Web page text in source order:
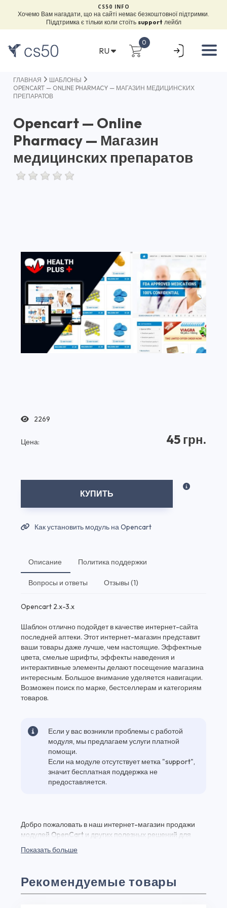
CS50 INFO
Хочемо Вам нагадати, що на сайті немає безкоштовної підтримки.
Піддтримка є тільки коли стоїть support лейбл
RU
0
ГЛАВНАЯ
ШАБЛОНЫ
OPENCART — ONLINE PHARMACY — МАГАЗИН МЕДИЦИНСКИХ
ПРЕПАРАТОВ
Opencart — Online
Pharmacy — Магазин
медицинских препаратов
2269
Цена: 45 грн.
КУПИТЬ
Как установить модуль на Opencart
Описание Политика поддержки
Вопросы и ответы Отзывы (1)
Opencart 2.x-3.x
Шаблон отлично подойдет в качестве интернет-сайта
последней аптеки. Этот интернет-магазин представит
ваши товары даже лучше, чем настоящие. Эффектные
цвета, смелые шрифты, эффекты наведения и
интерактивные элементы делают посещение магазина
интересным. Большое внимание уделяется навигации.
Возможен поиск по марке, бестселлерам и категориям
товаров.
Если у вас возникли проблемы с работой
модуля, мы предлагаем услуги платной
помощи.
Если на модуле отсутствует метка "support",
значит бесплатная поддержка не
предоставляется.
Добро пожаловать в наш интернет-магазин продажи
модулей OpenCart и других полезных решений для
Online Pharmacy — Магазин медицинских препаратов и
Online Pharmacy — Магазин медицинских препаратов -
это мощный инструмент, который позволит вам
Показать больше
Рекомендуемые товары